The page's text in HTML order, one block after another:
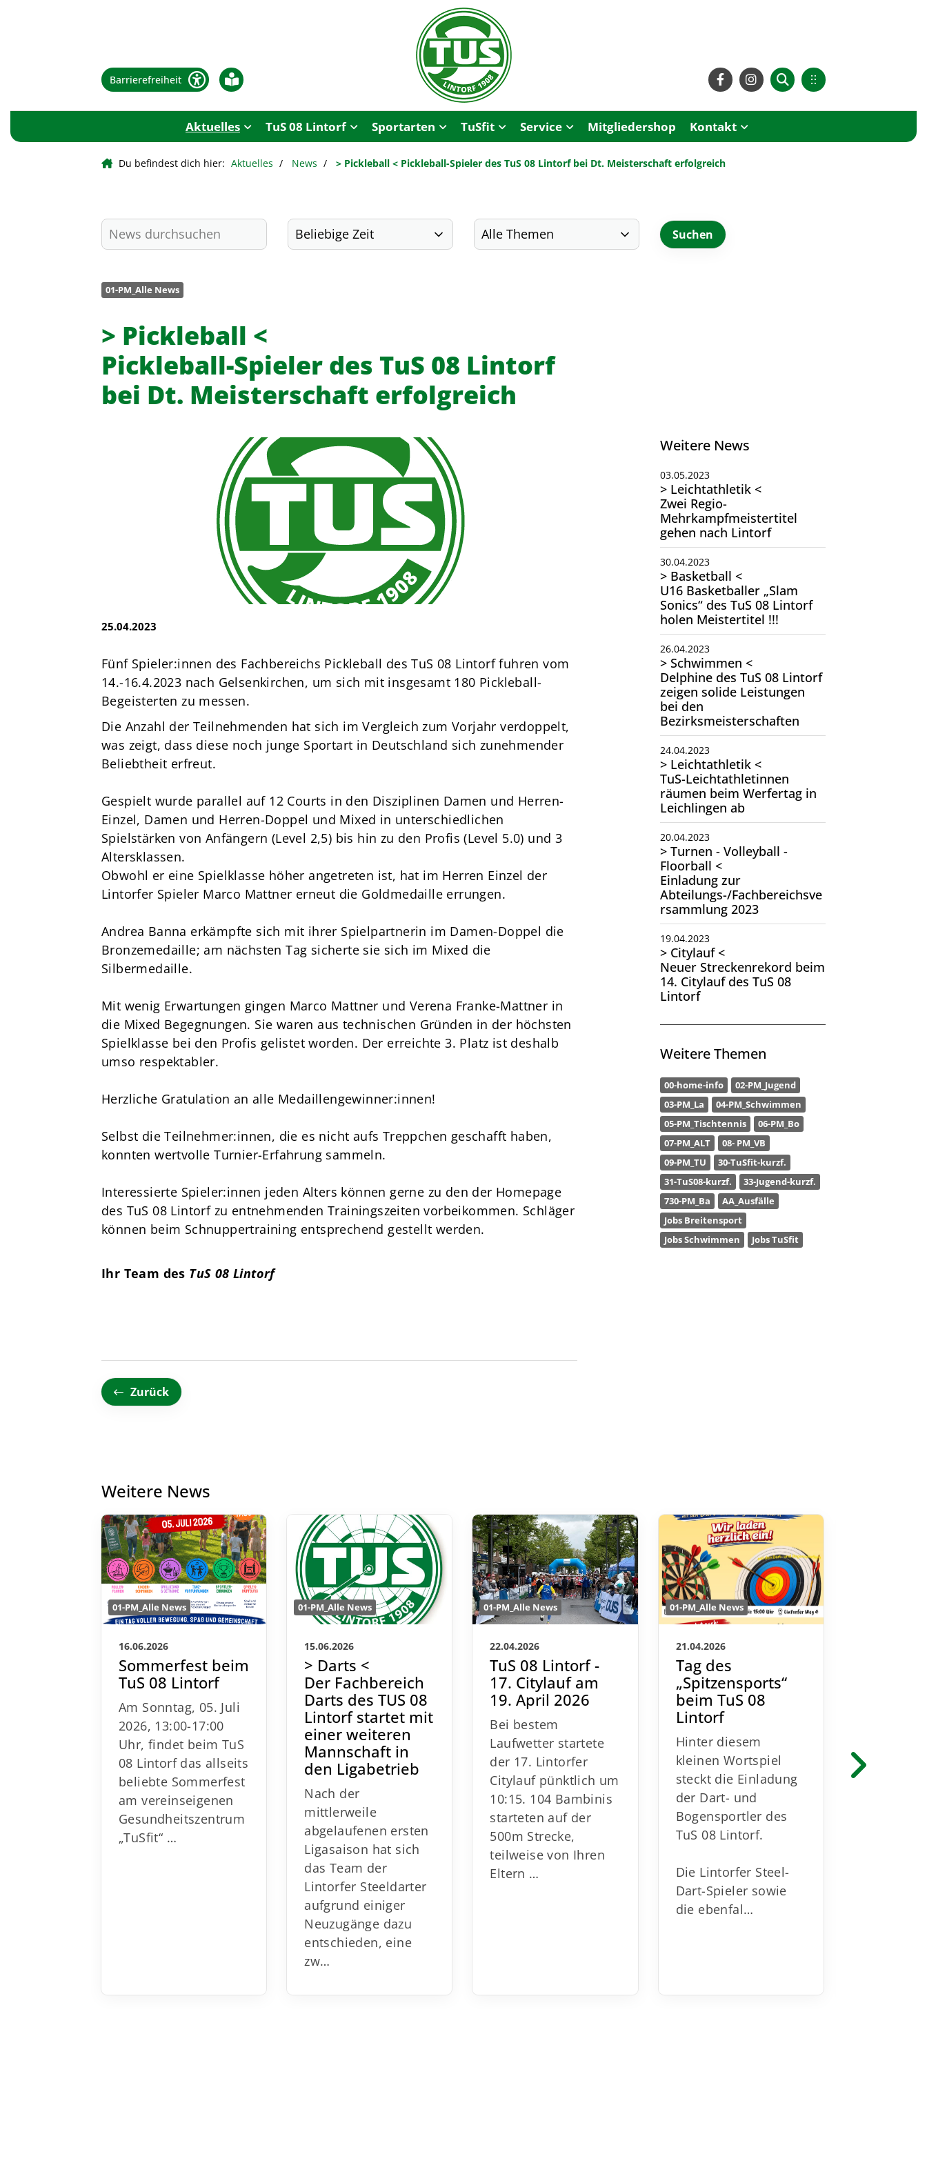
Barrierefreiheit
Aktuelles TuS 08 Lintorf Sportarten TuSfit Service Mitgliedershop Kontakt
Du befindest dich hier: Aktuelles News > Pickleball < Pickleball-Spieler des TuS 08 Lintorf bei Dt. Meisterschaft erfolgreich
01-PM_Alle News
> Pickleball <
Pickleball-Spieler des TuS 08 Lintorf
bei Dt. Meisterschaft erfolgreich
25.04.2023
Fünf Spieler:innen des Fachbereichs Pickleball des TuS 08 Lintorf fuhren vom
14.-16.4.2023 nach Gelsenkirchen, um sich mit insgesamt 180 Pickleball-
Begeisterten zu messen.
Die Anzahl der Teilnehmenden hat sich im Vergleich zum Vorjahr verdoppelt,
was zeigt, dass diese noch junge Sportart in Deutschland sich zunehmender
Beliebtheit erfreut.
Gespielt wurde parallel auf 12 Courts in den Disziplinen Damen und Herren-
Einzel, Damen und Herren-Doppel und Mixed in unterschiedlichen
Spielstärken von Anfängern (Level 2,5) bis hin zu den Profis (Level 5.0) und 3
Altersklassen.
Obwohl er eine Spielklasse höher angetreten ist, hat im Herren Einzel der
Lintorfer Spieler Marco Mattner erneut die Goldmedaille errungen.
Andrea Banna erkämpfte sich mit ihrer Spielpartnerin im Damen-Doppel die
Bronzemedaille; am nächsten Tag sicherte sie sich im Mixed die
Silbermedaille.
Mit wenig Erwartungen gingen Marco Mattner und Verena Franke-Mattner in
die Mixed Begegnungen. Sie waren aus technischen Gründen in der höchsten
Spielklasse bei den Profis gelistet worden. Der erreichte 3. Platz ist deshalb
umso respektabler.
Herzliche Gratulation an alle Medaillengewinner:innen!
Selbst die Teilnehmer:innen, die es nicht aufs Treppchen geschafft haben,
konnten wertvolle Turnier-Erfahrung sammeln.
Interessierte Spieler:innen jeden Alters können gerne zu den der Homepage
des TuS 08 Lintorf zu entnehmenden Trainingszeiten vorbeikommen. Schläger
können beim Schnuppertraining entsprechend gestellt werden.
Ihr Team des TuS 08 Lintorf
Zurück
Weitere News
03.05.2023
> Leichtathletik <
Zwei Regio-
Mehrkampfmeistertitel
gehen nach Lintorf
30.04.2023
> Basketball <
U16 Basketballer „Slam
Sonics“ des TuS 08 Lintorf
holen Meistertitel !!!
26.04.2023
> Schwimmen <
Delphine des TuS 08 Lintorf
zeigen solide Leistungen
bei den
Bezirksmeisterschaften
24.04.2023
> Leichtathletik <
TuS-Leichtathletinnen
räumen beim Werfertag in
Leichlingen ab
20.04.2023
> Turnen - Volleyball -
Floorball <
Einladung zur
Abteilungs-/Fachbereichsve
rsammlung 2023
19.04.2023
> Citylauf <
Neuer Streckenrekord beim
14. Citylauf des TuS 08
Lintorf
Weitere Themen
00-home-info
02-PM_Jugend
03-PM_La
04-PM_Schwimmen
05-PM_Tischtennis
06-PM_Bo
07-PM_ALT
08- PM_VB
09-PM_TU
30-TuSfit-kurzf.
31-TuS08-kurzf.
33-Jugend-kurzf.
730-PM_Ba
AA_Ausfälle
Jobs Breitensport
Jobs Schwimmen
Jobs TuSfit
Weitere News
01-PM_Alle News
16.06.2026
Sommerfest beim
TuS 08 Lintorf
Am Sonntag, 05. Juli
2026, 13:00-17:00
Uhr, findet beim TuS
08 Lintorf das allseits
beliebte Sommerfest
am vereinseigenen
Gesundheitszentrum
„TuSfit“ …
01-PM_Alle News
15.06.2026
> Darts <
Der Fachbereich
Darts des TUS 08
Lintorf startet mit
einer weiteren
Mannschaft in
den Ligabetrieb
Nach der
mittlerweile
abgelaufenen ersten
Ligasaison hat sich
das Team der
Lintorfer Steeldarter
aufgrund einiger
Neuzugänge dazu
entschieden, eine
zw…
01-PM_Alle News
22.04.2026
TuS 08 Lintorf -
17. Citylauf am
19. April 2026
Bei bestem
Laufwetter startete
der 17. Lintorfer
Citylauf pünktlich um
10:15. 104 Bambinis
starteten auf der
500m Strecke,
teilweise von Ihren
Eltern …
01-PM_Alle News
21.04.2026
Tag des
„Spitzensports“
beim TuS 08
Lintorf
Hinter diesem
kleinen Wortspiel
steckt die Einladung
der Dart- und
Bogensportler des
TuS 08 Lintorf.
Die Lintorfer Steel-
Dart-Spieler sowie
die ebenfal…
Helfer
Turn- und Sportverein 08 Lintorf
e.V.
40885 Ratingen
Deutschland
T: 0 21 02 74 00 50
E: mail@tus08lintorf.de
News
Das sind wir
Sportsuche
TuSfit